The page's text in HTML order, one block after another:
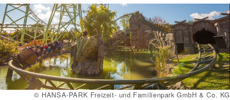
© HANSA-PARK Freizeit- und Familienpark GmbH & Co. KG